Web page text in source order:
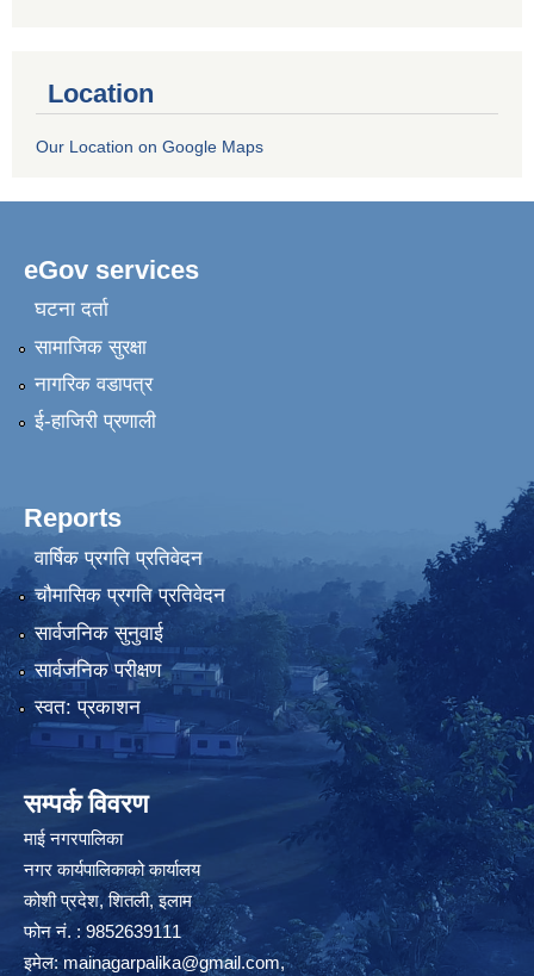
Location
Our Location on Google Maps
eGov services
घटना दर्ता
सामाजिक सुरक्षा
नागरिक वडापत्र
ई-हाजिरी प्रणाली
Reports
वार्षिक प्रगति प्रतिवेदन
चौमासिक प्रगति प्रतिवेदन
सार्वजनिक सुनुवाई
सार्वजनिक परीक्षण
स्वत: प्रकाशन
सम्पर्क विवरण
माई नगरपालिका
नगर कार्यपालिकाको कार्यालय
कोशी प्रदेश, शितली, इलाम
फोन नं. : 9852639111
इमेल:mainagarpalika@gmail.com,